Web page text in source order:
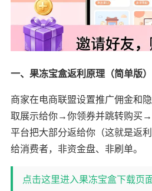
一、果冻宝盒返利原理（简单版）
商家在电商联盟设置推广佣金和
取展示给你→你领券并跳转购买
平台把大部分返给你（这就是返
给消费者，非资金盘、非刷单。
点击这里进入果冻宝盒下载页